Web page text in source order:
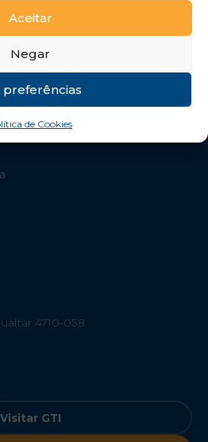
Aceitar
Negar
preferências
de Cookies
4710-058
Visitar GTI